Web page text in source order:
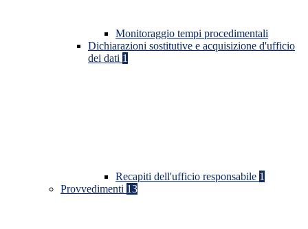
Monitoraggio tempi procedimentali
Dichiarazioni sostitutive e acquisizione d'ufficio
dei dati 1
Recapiti dell'ufficio responsabile 1
Provvedimenti 13